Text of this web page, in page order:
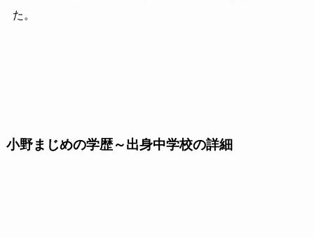
た。
小野まじめの学歴～出身中学校の詳細